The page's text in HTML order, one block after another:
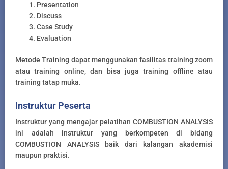
Presentation
Discuss
Case Study
Evaluation
Metode Training dapat menggunakan fasilitas training zoom
atau training online, dan bisa juga training offline atau
training tatap muka.
Instruktur Peserta
Instruktur yang mengajar pelatihan COMBUSTION ANALYSIS
ini adalah instruktur yang berkompeten di bidang
COMBUSTION ANALYSIS baik dari kalangan akademisi
maupun praktisi.